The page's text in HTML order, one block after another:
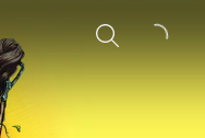
Sök